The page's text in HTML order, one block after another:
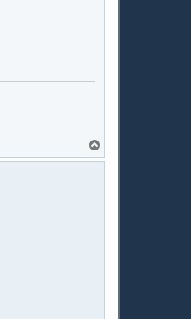
a